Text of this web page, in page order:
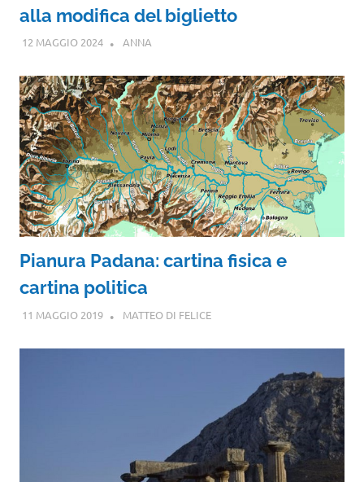
alla modifica del biglietto
12 MAGGIO 2024 ANNA
Pianura Padana: cartina fisica e
cartina politica
11 MAGGIO 2019 MATTEO DI FELICE